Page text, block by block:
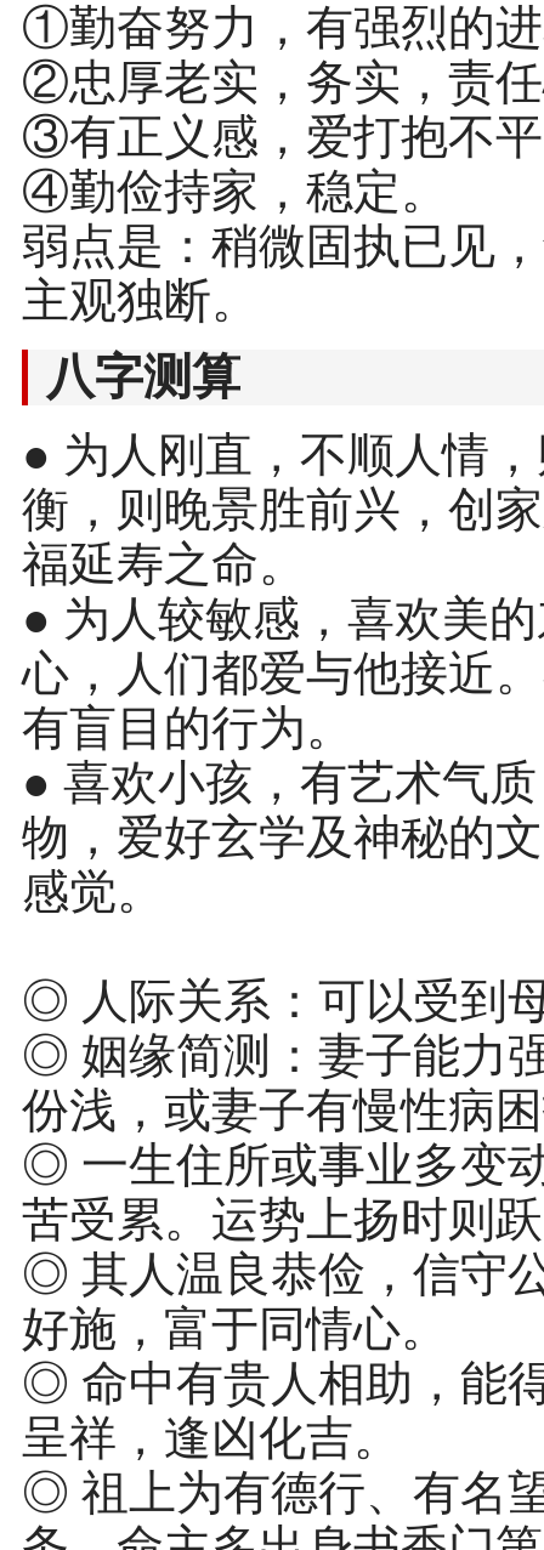
①勤奋努力，有强烈的
②忠厚老实，务实，责
③有正义感，爱打抱不
④勤俭持家，稳定。
弱点是：稍微固执已见
主观独断。
八字测算
● 为人刚直，不顺人情
衡，则晚景胜前兴，创
福延寿之命。
● 为人较敏感，喜欢美
心，人们都爱与他接近
有盲目的行为。
● 喜欢小孩，有艺术气
物，爱好玄学及神秘的
感觉。
◎ 人际关系：可以受到
◎ 姻缘简测：妻子能力
份浅，或妻子有慢性病
◎ 一生住所或事业多变
苦受累。运势上扬时则
◎ 其人温良恭俭，信守
好施，富于同情心。
◎ 命中有贵人相助，能
呈祥，逢凶化吉。
◎ 祖上为有德行、有名